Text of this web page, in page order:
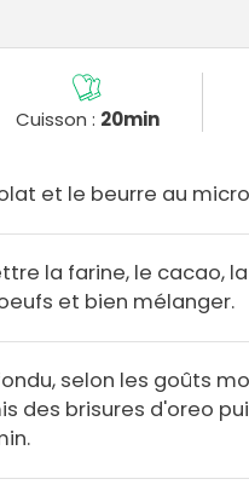
Cuisson : 20min
et le beurre au
la farine, le cacao,
et bien mélanger.
selon les goûts
des brisures d'oreo